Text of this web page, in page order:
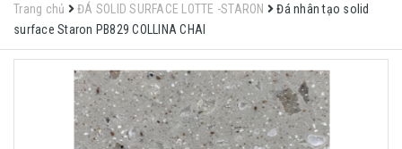
Trang chủ ĐÁ SOLID SURFACE LOTTE -STARON
Đá nhân tạo solid
surface Staron PB829 COLLINA CHAI